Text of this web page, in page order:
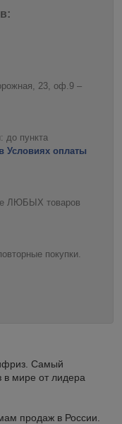
23, оф.9 –
до пункта
Условиях оплаты
ЛЮБЫХ товаров
покупки.
Самый
мире от лидера
продаж в России.